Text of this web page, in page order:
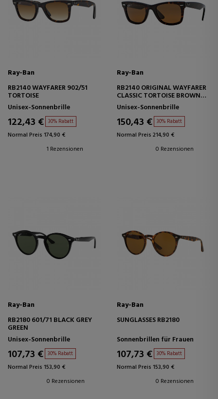
Ray-Ban
RB2140 WAYFARER 902/51
TORTOISE
Unisex-Sonnenbrille
122,43 € 30% Rabatt
Normal Preis 174,90 €
1 Rezensionen
Ray-Ban
RB2140 ORIGINAL WAYFARER
CLASSIC TORTOISE BROWN
CLASSIC B-15
Unisex-Sonnenbrille
150,43 € 30% Rabatt
Normal Preis 214,90 €
0 Rezensionen
Ray-Ban
RB2180 601/71 BLACK GREY
GREEN
Unisex-Sonnenbrille
107,73 € 30% Rabatt
Normal Preis 153,90 €
0 Rezensionen
Ray-Ban
SUNGLASSES RB2180
Sonnenbrillen für Frauen
107,73 € 30% Rabatt
Normal Preis 153,90 €
0 Rezensionen